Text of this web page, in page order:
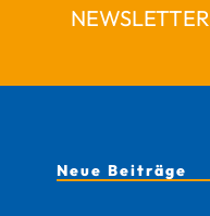
NEWSLETTER
Neue Beiträge